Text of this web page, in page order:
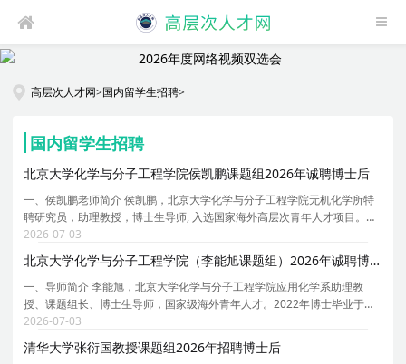
高层次人才网>国内留学生招聘>
国内留学生招聘
北京大学化学与分子工程学院侯凯鹏课题组2026年诚聘博士后
一、侯凯鹏老师简介 侯凯鹏，北京大学化学与分子工程学院无机化学所特
聘研究员，助理教授，博士生导师, 入选国家海外高层次青年人才项目。本
科及硕士阶段就读于苏州大学新加坡国立大学联合培养项目，指导老师是
郎建平教授、鲍晓光教授与 Wai Yip Fan 教授。2
2026-07-03
北京大学化学与分子工程学院（李能旭课题组）2026年诚聘博士后
一、导师简介 李能旭，北京大学化学与分子工程学院应用化学系助理教
授、课题组长、博士生导师，国家级海外青年人才。2022年博士毕业于北
京大学材料科学与工程学院，师从周欢萍教授。2022-2024年在美国北卡
罗来纳教堂山分校黄劲松课题组任职博士后，2024-2026
2026-07-03
清华大学张衍国教授课题组2026年招聘博士后